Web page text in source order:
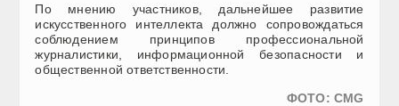
По мнению участников, дальнейшее развитие
искусственного интеллекта должно сопровождаться
соблюдением принципов профессиональной
журналистики, информационной безопасности и
общественной ответственности.
ФОТО: CMG